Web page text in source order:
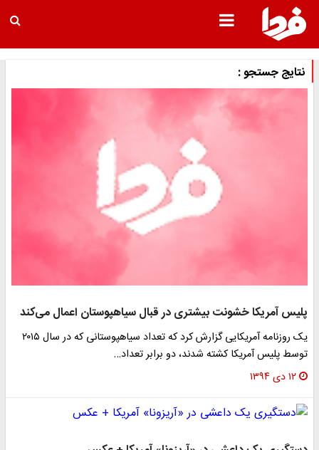
نتایج جستجو :
پلیس آمریکا خشونت بیشتری در قبال سیاهپوستان اعمال می‌کند
یک روزنامه آمریکایی گزارش کرد که تعداد سیاهپوستانی که در سال ۲۰۱۵
توسط پلیس آمریکا کشته شدند، دو برابر تعداد…
۱۲ دی ۱۳۹۴